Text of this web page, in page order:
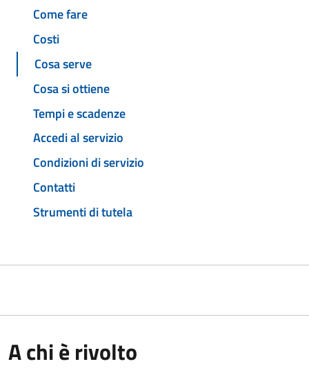
Come fare
Costi
Cosa serve
Cosa si ottiene
Tempi e scadenze
Accedi al servizio
Condizioni di servizio
Contatti
Strumenti di tutela
A chi è rivolto